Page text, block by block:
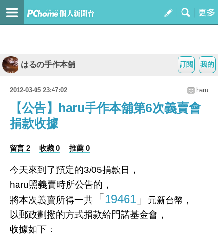
我的
訂閱
はるの手作本舖
2012-03-05 23:47:02 haru
【公告】haru手作本舖第6次義賣會
捐款收據
留言 2 收藏 0 推薦 0
今天來到了預定的3/05捐款日，
haru照義賣時所公告的，
將本次義賣所得一共
「 19461 」 元新台幣 ，
以郵政劃撥的方式捐款給門諾基金會，
收據如下：